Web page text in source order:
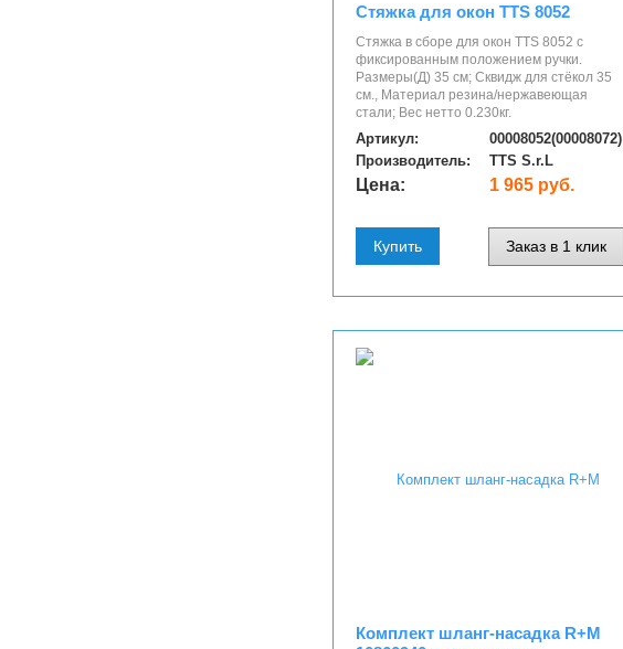
Стяжка для окон TTS 8052
Стяжка в сборе для окон TTS 8052 с
фиксированным положением ручки.
Размеры(Д) 35 см; Сквидж для стёкол 35
см., Материал резина/нержавеющая
стали; Вес нетто 0.230кг.
Артикул:
00008052(00008072)
Производитель:
TTS S.r.L
Цена: 1 965 руб.
Купить Заказ в 1 клик
Комплект шланг-насадка R+M